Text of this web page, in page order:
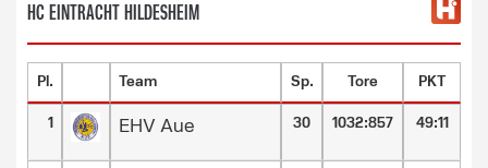
HC EINTRACHT HILDESHEIM
Pl. Team Sp. Tore PKT
1 EHV Aue 30 1032:857 49:11